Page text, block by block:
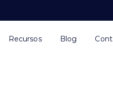
Recursos Blog